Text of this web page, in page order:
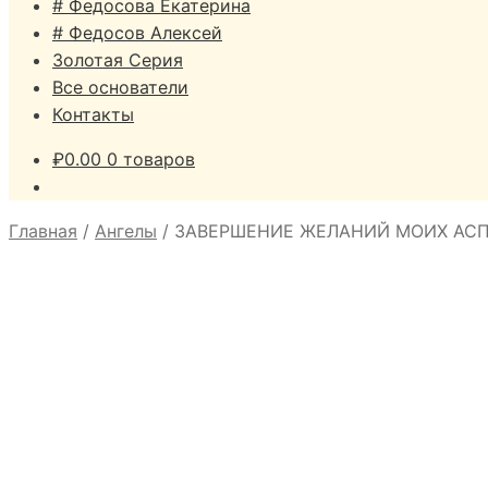
# Федосова Екатерина
# Федосов Алексей
Золотая Серия
Все основатели
Контакты
₽0.00 0 товаров
Главная / Ангелы / ЗАВЕРШЕНИЕ ЖЕЛАНИЙ МОИХ